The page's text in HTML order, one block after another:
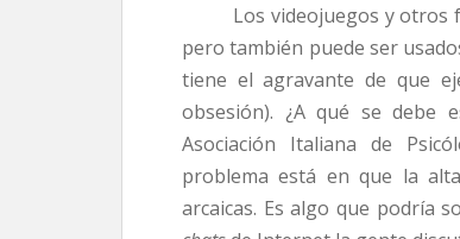
Los videojuegos y otros
pero también puede ser
tiene el agravante de que
obsesión). ¿A qué se debe
Asociación Italiana de
problema está en que la
arcaicas. Es algo que podría